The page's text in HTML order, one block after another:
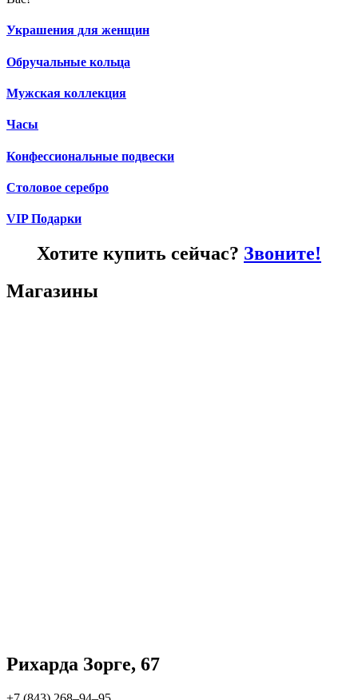
Украшения для женщин
Обручальные кольца
Мужская коллекция
Часы
Конфессиональные подвески
Столовое серебро
VIP Подарки
Хотите купить сейчас? Звоните!
Магазины
Рихарда Зорге, 67